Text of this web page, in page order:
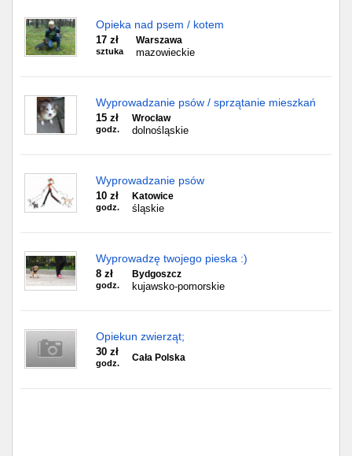
Opieka nad psem / kotem
17 zł
sztuka
Warszawa
mazowieckie
Wyprowadzanie psów / sprzątanie mieszkań
15 zł
godz.
Wrocław
dolnośląskie
Wyprowadzanie psów
10 zł
godz.
Katowice
śląskie
Wyprowadzę twojego pieska :)
8 zł
godz.
Bydgoszcz
kujawsko-pomorskie
Opiekun zwierząt;
30 zł
godz.
Cała Polska